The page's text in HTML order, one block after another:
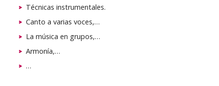
Técnicas instrumentales.
Canto a varias voces,…
La música en grupos,…
Armonía,…
…